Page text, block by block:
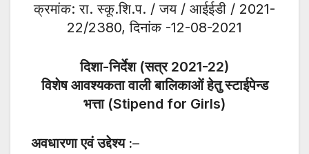
क्रमांक: रा. स्कू.शि.प. / जय / आईईडी / 2021-
22/2380, दिनांक -12-08-2021
दिशा-निर्देश (सत्र 2021-22)
विशेष आवश्यकता वाली बालिकाओं हेतु स्टाईपेन्ड
भत्ता (Stipend for Girls)
अवधारणा एवं उद्देश्य :–